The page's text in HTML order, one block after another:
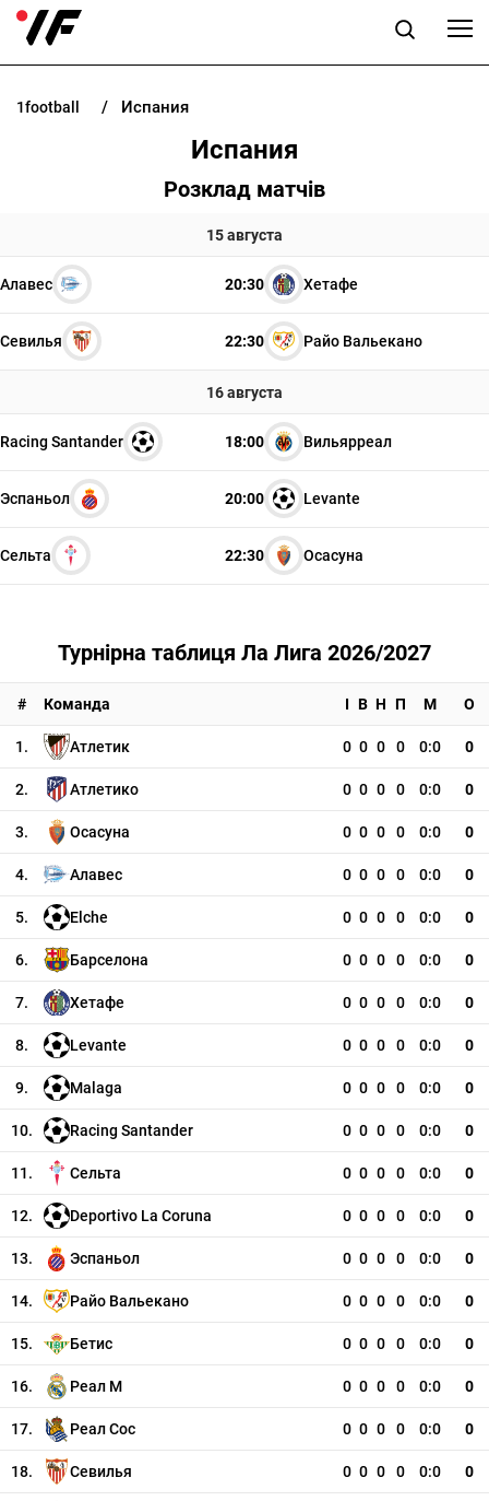
НОВОСТИ
КАЗИНО
РАЗНОЕ
1football Испания
Испания
Розклад матчів
15 августа
Алавес 20:30 Хетафе
Севилья 22:30 Райо Вальекано
16 августа
Racing Santander 18:00 Вильярреал
Эспаньол 20:00 Levante
Сельта 22:30 Осасуна
Турнірна таблиця Ла Лига 2026/2027
# Команда І В Н П М О
1. Атлетик 0 0 0 0 0:0 0
2. Атлетико 0 0 0 0 0:0 0
3. Осасуна 0 0 0 0 0:0 0
4. Алавес 0 0 0 0 0:0 0
5. Elche 0 0 0 0 0:0 0
6. Барселона 0 0 0 0 0:0 0
7. Хетафе 0 0 0 0 0:0 0
8. Levante 0 0 0 0 0:0 0
9. Malaga 0 0 0 0 0:0 0
10. Racing Santander 0 0 0 0 0:0 0
11. Сельта 0 0 0 0 0:0 0
12. Deportivo La Coruna 0 0 0 0 0:0 0
13. Эспаньол 0 0 0 0 0:0 0
14. Райо Вальекано 0 0 0 0 0:0 0
15. Бетис 0 0 0 0 0:0 0
16. Реал М 0 0 0 0 0:0 0
17. Реал Сос 0 0 0 0 0:0 0
18. Севилья 0 0 0 0 0:0 0